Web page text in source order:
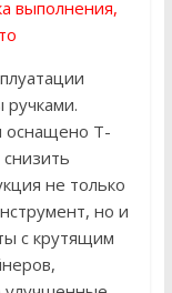
выполнения,
оснащено Т-
не только
но и
с крутящим